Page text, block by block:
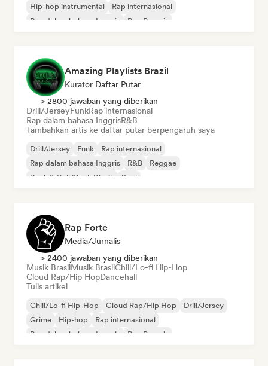
Hip-hop instrumental
Rap internasional
Rap dalam bahasa Inggris
Rap Prancis
Amazing Playlists Brazil
Kurator Daftar Putar
> 2800 jawaban yang diberikan
Drill/JerseyFunkRap internasional
Rap dalam bahasa InggrisR&B
Tambahkan artis ke daftar putar berpengaruh saya
Drill/Jersey Funk
Rap internasional
Rap dalam bahasa Inggris
R&B
Reggae
Rock & Roll/Rock Klasik
Soul
Rap Forte
Media/Jurnalis
> 2400 jawaban yang diberikan
Musik BrasilMusik BrasilChill/Lo-fi Hip-Hop
Cloud Rap/Hip HopDancehall
Tulis artikel
Chill/Lo-fi Hip-Hop Cloud Rap/Hip Hop
Drill/Jersey
Grime
Hip-hop
Rap internasional
Rap dalam bahasa Inggris
Rap Prancis